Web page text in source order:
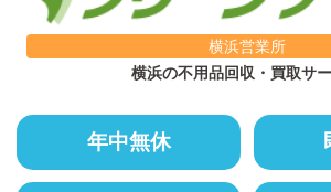
横浜営業所
横浜の不用品回収・買取サ
年中無休